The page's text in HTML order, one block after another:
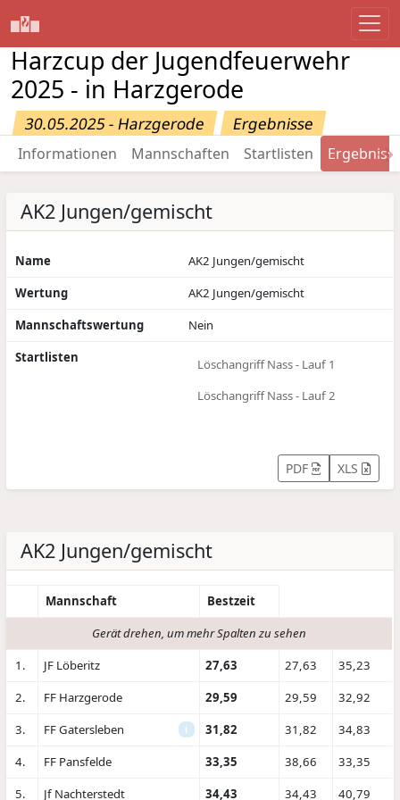
Harzcup der Jugendfeuerwehr
2025 - in Harzgerode
30.05.2025 - Harzgerode Ergebnisse
Informationen Mannschaften Startlisten →
AK2 Jungen/gemischt
Name
AK2 Jungen/gemischt
Wertung
AK2 Jungen/gemischt
Mannschaftswertung
Nein
Startlisten
Löschangriff Nass - Lauf 1
Löschangriff Nass - Lauf 2
PDF XLS
AK2 Jungen/gemischt
Mannschaft
Bestzeit
Gerät drehen, um mehr Spalten zu sehen
1.
JF Löberitz 27,63 27,63
35,23
2.
FF Harzgerode 29,59 29,59
32,92
3.
FF Gatersleben i 31,82 31,82
34,83
4.
FF Pansfelde 33,35 38,66
33,35
5.
Jf Nachterstedt 34,43 34,43 40,79